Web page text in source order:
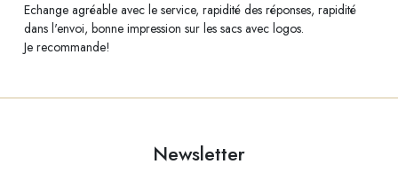
Echange agréable avec le service, rapidité des réponses, rapidité
dans l'envoi, bonne impression sur les sacs avec logos.
Je recommande!
Newsletter